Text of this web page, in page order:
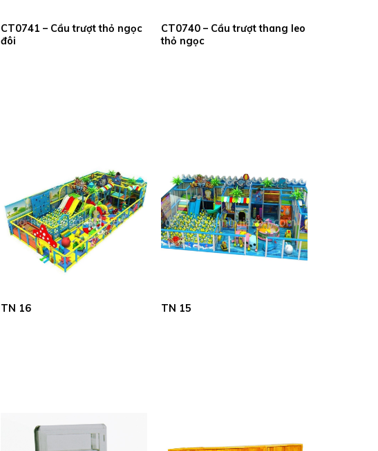
CT0741 – Cầu trượt thỏ ngọc
đôi
CT0740 – Cầu trượt thang leo
thỏ ngọc
TN 16 TN 15